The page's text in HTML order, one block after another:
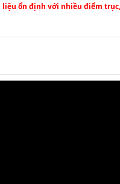
liệu ổn định với nhiều điểm